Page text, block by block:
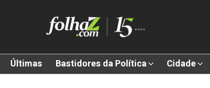
Últimas Bastidores da Política Cidade